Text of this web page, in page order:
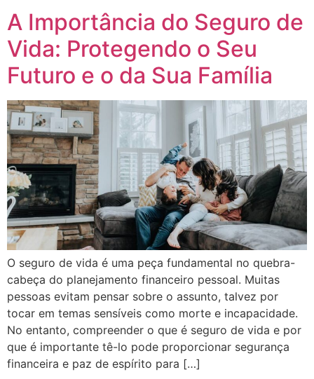
A Importância do Seguro de
Vida: Protegendo o Seu
Futuro e o da Sua Família
O seguro de vida é uma peça fundamental no quebra-
cabeça do planejamento financeiro pessoal. Muitas
pessoas evitam pensar sobre o assunto, talvez por
tocar em temas sensíveis como morte e incapacidade.
No entanto, compreender o que é seguro de vida e por
que é importante tê-lo pode proporcionar segurança
financeira e paz de espírito para […]